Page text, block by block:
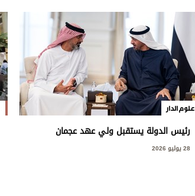
علوم الدار
رئيس الدولة يستقبل ولي عهد عجمان
28 يوليو 2026